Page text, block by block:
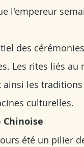
l'empereur
des
Les rites liés au
les
culturelles.
été un pilier